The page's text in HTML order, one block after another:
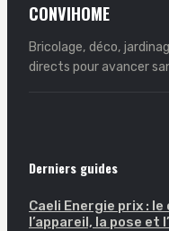
CONVIHOME
Bricolage, déco,
directs pour avancer
Derniers guides
Caeli Energie prix :
l’appareil, la pose et